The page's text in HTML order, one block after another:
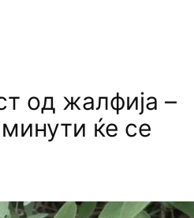
од жалфија –
ќе се